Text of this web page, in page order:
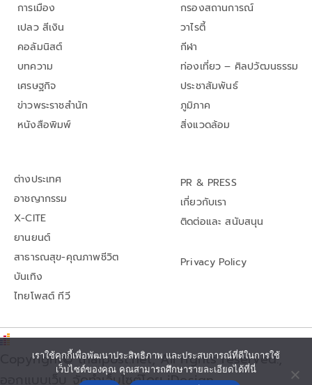
การเมือง
เปลว สีเงิน
คอลัมนิสต์
บทความ
เศรษฐกิจ
ข่าวพระราชสำนัก
หนังสือพิมพ์
กรองสถานการณ์
วาไรตี้
กีฬา
ท่องเที่ยว – ศิลปวัฒนธรรม
ประชาสัมพันธ์
ภูมิภาค
สิ่งแวดล้อม
ต่างประเทศ
อาชญากรรม
X-CITE
ยานยนต์
สาธารณสุข-คุณภาพชีวิต
บันเทิง
ไทยโพสต์ ทีวี
PR & PRESS
เกี่ยวกับเรา
ติดต่อและ สนับสนุน
Privacy Policy
Copyright© thaipost.net, All rights reserved.,
ออกแบบเว็บ จัดทำเว็บไซต์โดย iDesign
เราใช้คุกกี้เพื่อพัฒนาประสิทธิภาพ และประสบการณ์ที่ดีในการใช้
เว็บไซต์ของคุณ คุณสามารถศึกษารายละเอียดได้ที่นี่